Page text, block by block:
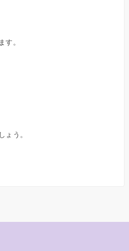
す。
ょう。